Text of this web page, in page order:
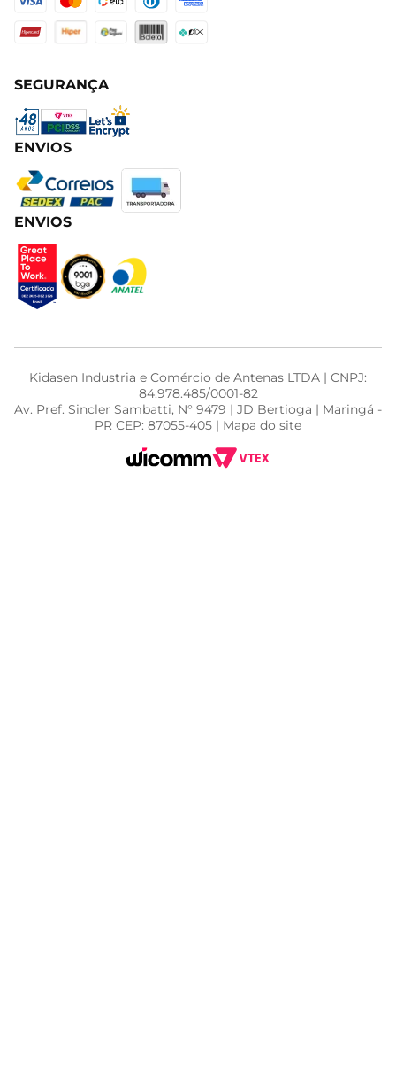
SEGURANÇA
ENVIOS
ENVIOS
Kidasen Industria e Comércio de Antenas LTDA | CNPJ:
84.978.485/0001-82
Av. Pref. Sincler Sambatti, N° 9479 | JD Bertioga | Maringá -
PR CEP: 87055-405 | Mapa do site